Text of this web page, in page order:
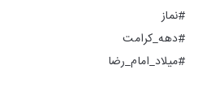
#نماز
#دهه_کرامت
#میلاد_امام_رضا